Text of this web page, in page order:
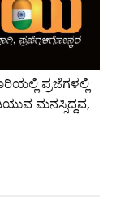
ಪ್ರಜೆಗಳಲ್ಲಿ
ಮನಸ್ಸಿದ್ದವ,